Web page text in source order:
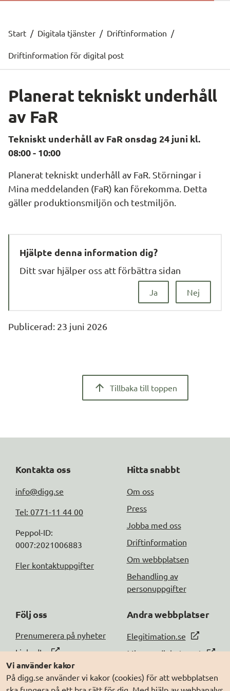
Vi använder kakor
På digg.se använder vi kakor (cookies) för att webbplatsen
Start / Digitala tjänster / Driftinformation /
Driftinformation för digital post
Planerat tekniskt underhåll
av FaR
Tekniskt underhåll av FaR onsdag 24 juni kl.
08:00 - 10:00
Planerat tekniskt underhåll av FaR. Störningar i
Mina meddelanden (FaR) kan förekomma. Detta
gäller produktionsmiljön och testmiljön.
Hjälpte denna information dig?
Nej
Ja
Ditt svar hjälper oss att förbättra sidan
Publicerad: 23 juni 2026
Tillbaka till toppen
Kontakta oss
info@digg.se
Tel: 0771-11 44 00
Peppol-ID:
0007:2021006883
Fler kontaktuppgifter
Hitta snabbt
Om oss
Press
Jobba med oss
Driftinformation
Om webbplatsen
Behandling av
personuppgifter
Följ oss
DIGG på
Prenumerera på nyheter
DIGG på
LinkedIn
DIGG på
PressMachine
DIGG på
Digg play
Andra webbplatser
Elegitimation.se
Min myndighetspost
Sweden Connect